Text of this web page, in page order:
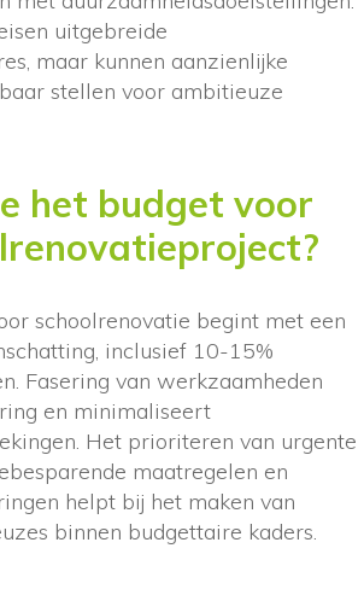
uitgebreide
maar kunnen aanzienlijke
stellen voor ambitieuze
het budget voor
schoolrenovatie begint met een
inclusief 10-15%
Fasering van werkzaamheden
en minimaliseert
Het prioriteren van urgente
maatregelen en
helpt bij het maken van
binnen budgettaire kaders.